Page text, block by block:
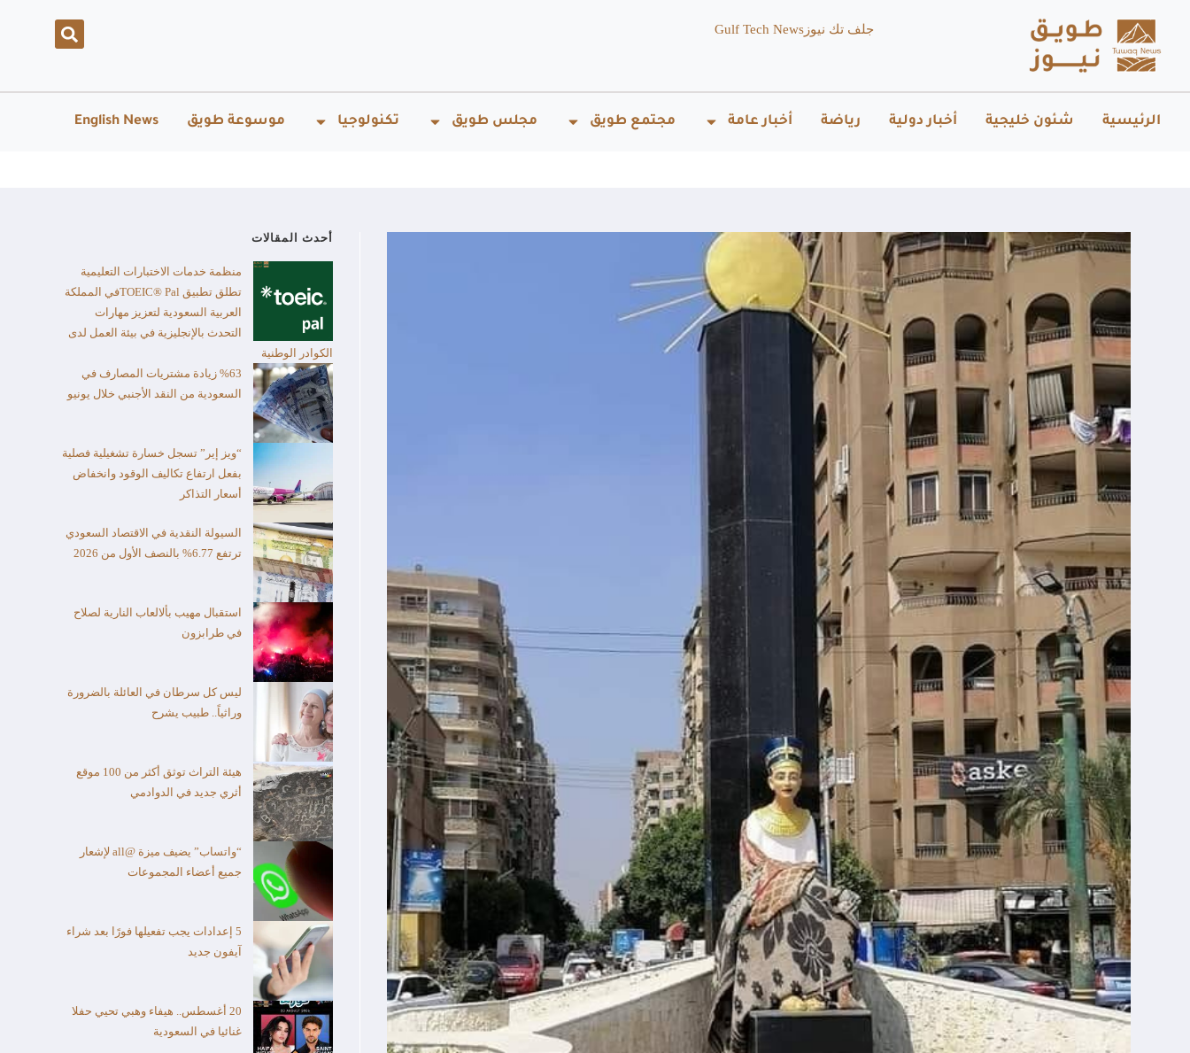
جلف تك نيوز Gulf Tech News
الرئيسية شئون خليجية أخبار دولية رياضة أخبار عامة مجتمع طويق مجلس طويق تكنولوجيا موسوعة طويق English News
أحدث المقالات
منظمة خدمات الاختبارات التعليمية
تطلق تطبيق TOEIC® Palفي المملكة
العربية السعودية لتعزيز مهارات
التحدث بالإنجليزية في بيئة العمل لدى
الكوادر الوطنية
%63 زيادة مشتريات المصارف في
السعودية من النقد الأجنبي خلال يونيو
“ويز إير” تسجل خسارة تشغيلية فصلية
بفعل ارتفاع تكاليف الوقود وانخفاض
أسعار التذاكر
السيولة النقدية في الاقتصاد السعودي
ترتفع 6.77% بالنصف الأول من 2026
استقبال مهيب بألالعاب النارية لصلاح
في طرابزون
ليس كل سرطان في العائلة بالضرورة
وراثياً.. طبيب يشرح
هيئة التراث توثق أكثر من 100 موقع
أثري جديد في الدوادمي
“واتساب” يضيف ميزة @all لإشعار
جميع أعضاء المجموعات
5 إعدادات يجب تفعيلها فورًا بعد شراء
آيفون جديد
20 أغسطس.. هيفاء وهبي تحيي حفلا
غنائيا في السعودية